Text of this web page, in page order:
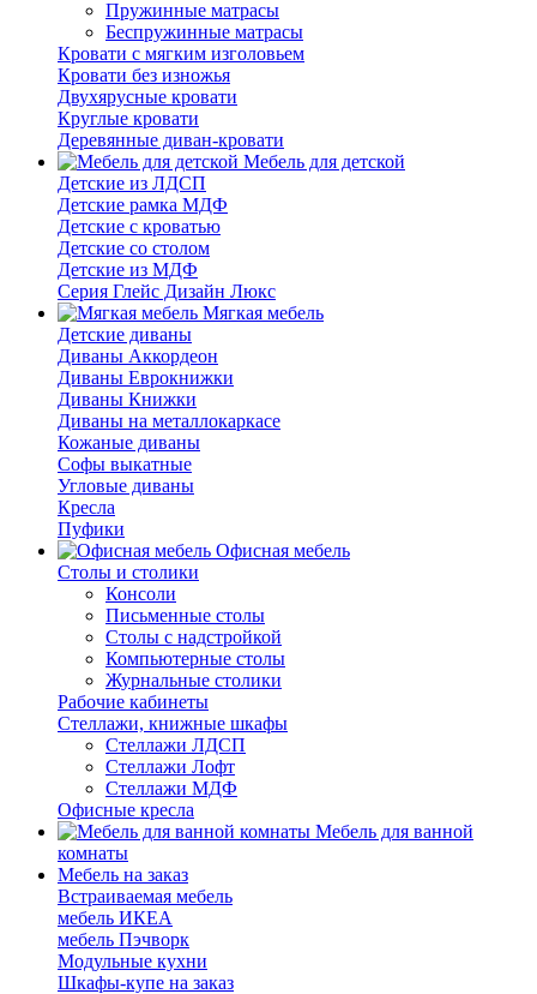
Пружинные матрасы
Беспружинные матрасы
Кровати с мягким изголовьем
Кровати без изножья
Двухярусные кровати
Круглые кровати
Деревянные диван-кровати
Мебель для детской
Детские из ЛДСП
Детские рамка МДФ
Детские с кроватью
Детские со столом
Детские из МДФ
Серия Глейс Дизайн Люкс
Мягкая мебель
Детские диваны
Диваны Аккордеон
Диваны Еврокнижки
Диваны Книжки
Диваны на металлокаркасе
Кожаные диваны
Софы выкатные
Угловые диваны
Кресла
Пуфики
Офисная мебель
Столы и столики
Консоли
Письменные столы
Столы с надстройкой
Компьютерные столы
Журнальные столики
Рабочие кабинеты
Стеллажи, книжные шкафы
Стеллажи ЛДСП
Стеллажи Лофт
Стеллажи МДФ
Офисные кресла
Мебель для ванной
комнаты
Мебель на заказ
Встраиваемая мебель
мебель ИКЕА
мебель Пэчворк
Модульные кухни
Шкафы-купе на заказ